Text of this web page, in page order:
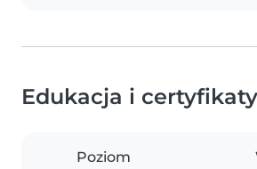
Edukacja i certyfikaty
Poziom